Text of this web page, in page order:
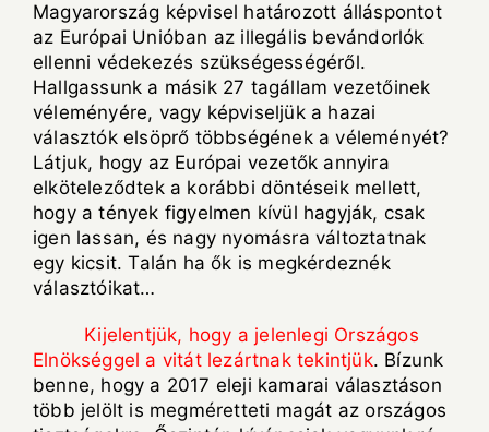
Magyarország képvisel határozott álláspontot
az Európai Unióban az illegális bevándorlók
ellenni védekezés szükségességéről.
Hallgassunk a másik 27 tagállam vezetőinek
véleményére, vagy képviseljük a hazai
választók elsöprő többségének a véleményét?
Látjuk, hogy az Európai vezetők annyira
elköteleződtek a korábbi döntéseik mellett,
hogy a tények figyelmen kívül hagyják, csak
igen lassan, és nagy nyomásra változtatnak
egy kicsit. Talán ha ők is megkérdeznék
választóikat…
Kijelentjük, hogy a jelenlegi Országos
Elnökséggel a vitát lezártnak tekintjük. Bízunk
benne, hogy a 2017 eleji kamarai választáson
több jelölt is megméretteti magát az országos